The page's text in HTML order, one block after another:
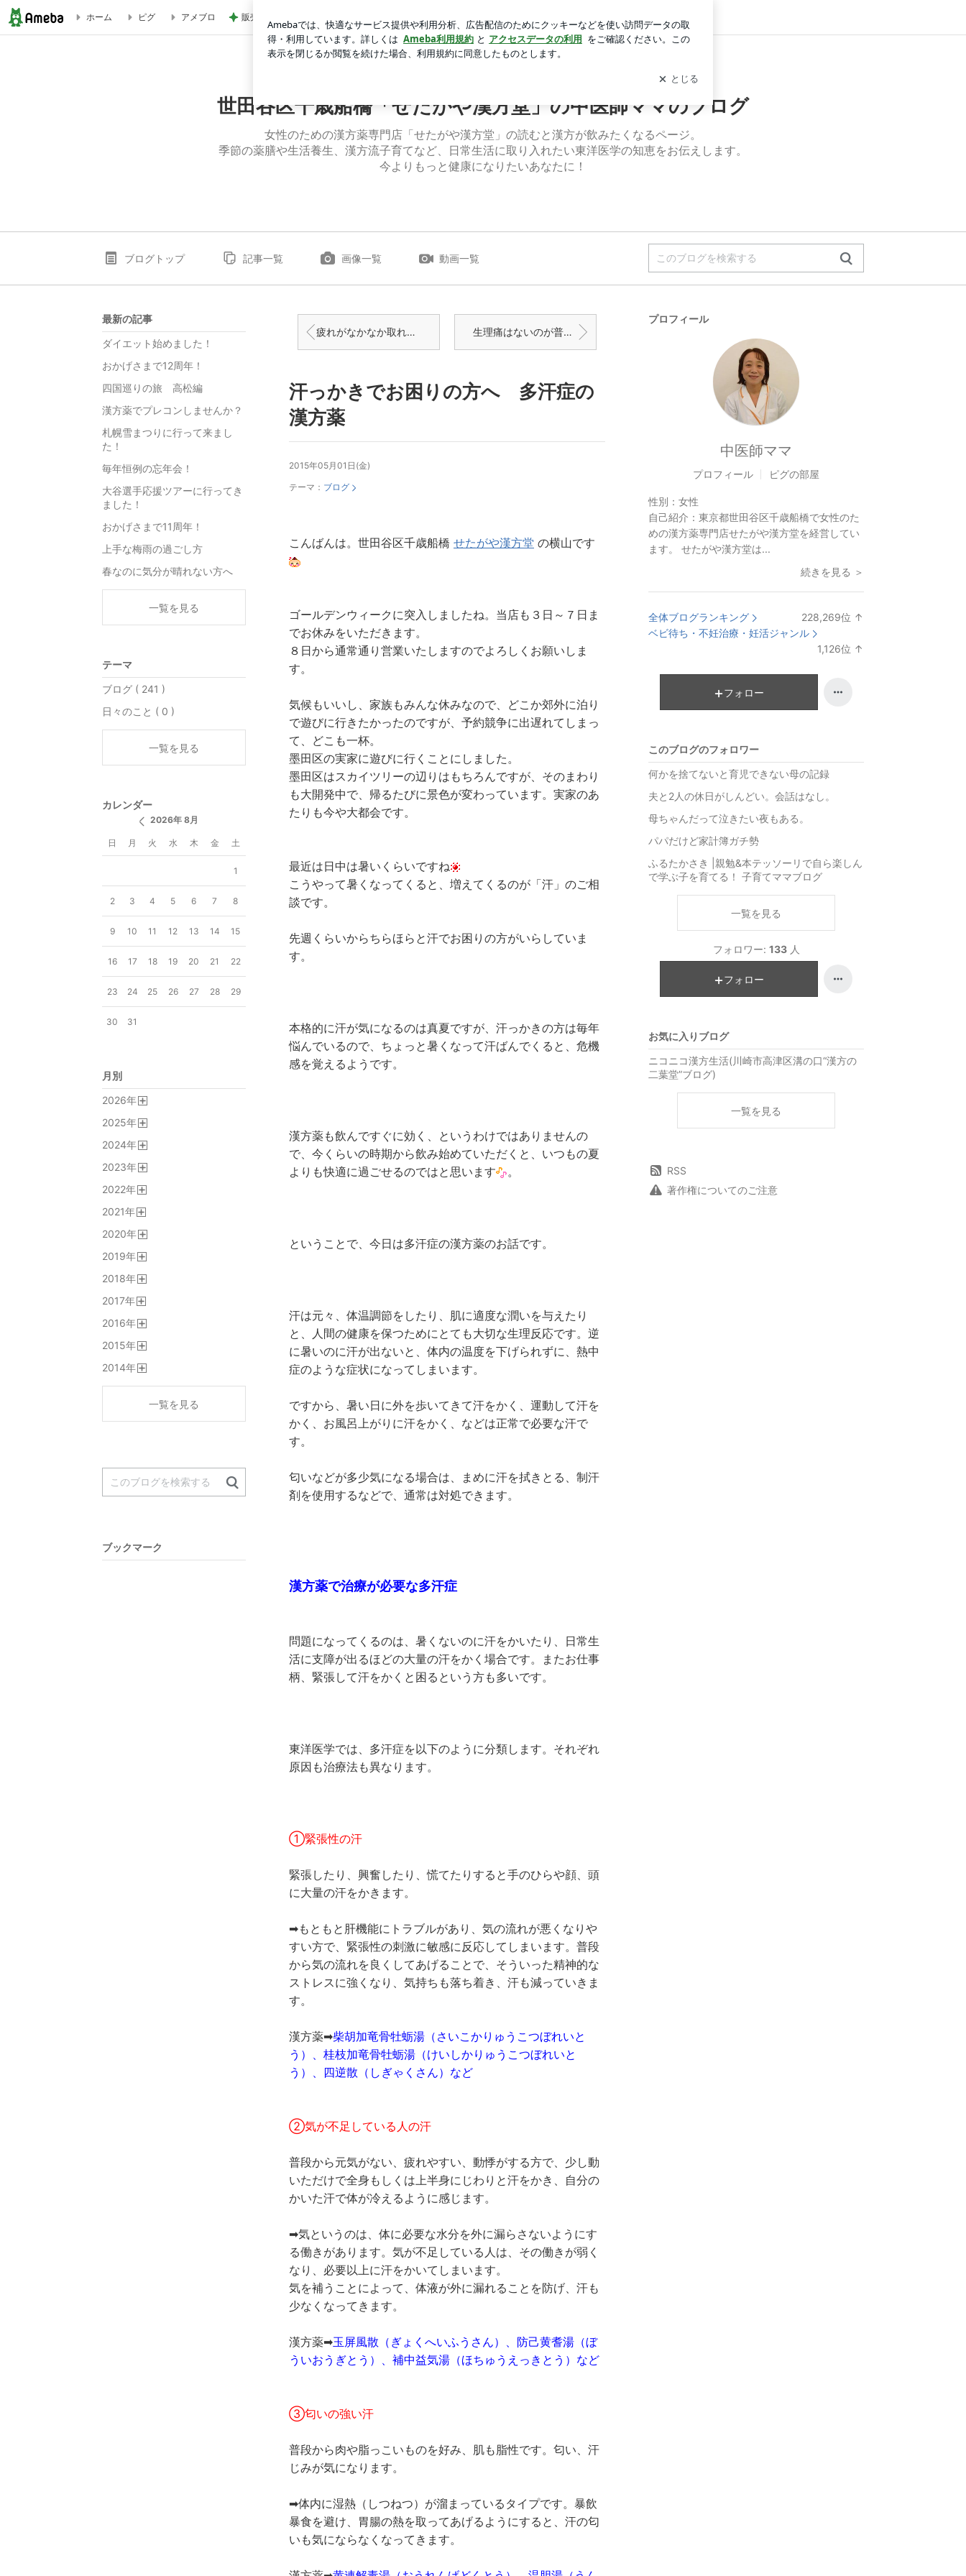
汗っかきでお困りの方へ 多汗症の漢方薬 | 世田谷区千歳船橋「せたがや漢方堂」の中医師ママのブログ
ホーム ピグ アメブロ 販売場所で内容が違うハッピーバッグ 新規登録 ログイン
世田谷区千歳船橋「せたがや漢方堂」の中医師ママのブログ
女性のための漢方薬専門店「せたがや漢方堂」の読むと漢方が飲みたくなるページ。
季節の薬膳や生活養生、漢方流子育てなど、日常生活に取り入れたい東洋医学の知恵をお伝えします。
今よりもっと健康になりたいあなたに！
ブログトップ 記事一覧 画像一覧 動画一覧
疲れがなかなか取れない方に 慢性疲労の漢方薬 生理痛はないのが普通です
汗っかきでお困りの方へ 多汗症の
漢方薬
2015年05月01日(金)
テーマ： ブログ
こんばんは。世田谷区千歳船橋 せたがや漢方堂 の横山です
ゴールデンウィークに突入しましたね。当店も３日～７日ま
でお休みをいただきます。
８日から通常通り営業いたしますのでよろしくお願いしま
す。
気候もいいし、家族もみんな休みなので、どこか郊外に泊り
で遊びに行きたかったのですが、予約競争に出遅れてしまっ
て、どこも一杯。
墨田区の実家に遊びに行くことにしました。
墨田区はスカイツリーの辺りはもちろんですが、そのまわり
も大開発中で、帰るたびに景色が変わっています。実家のあ
たりも今や大都会です。
最近は日中は暑いくらいですね
こうやって暑くなってくると、増えてくるのが「汗」のご相
談です。
先週くらいからちらほらと汗でお困りの方がいらしていま
す。
本格的に汗が気になるのは真夏ですが、汗っかきの方は毎年
悩んでいるので、ちょっと暑くなって汗ばんでくると、危機
感を覚えるようです。
漢方薬も飲んですぐに効く、というわけではありませんの
で、今くらいの時期から飲み始めていただくと、いつもの夏
よりも快適に過ごせるのではと思います
。
ということで、今日は多汗症の漢方薬のお話です。
汗は元々、体温調節をしたり、肌に適度な潤いを与えたり
と、人間の健康を保つためにとても大切な生理反応です。逆
に暑いのに汗が出ないと、体内の温度を下げられずに、熱中
症のような症状になってしまいます。
ですから、暑い日に外を歩いてきて汗をかく、運動して汗を
かく、お風呂上がりに汗をかく、などは正常で必要な汗で
す。
匂いなどが多少気になる場合は、まめに汗を拭きとる、制汗
剤を使用するなどで、通常は対処できます。
漢方薬で治療が必要な多汗症
問題になってくるのは、暑くないのに汗をかいたり、日常生
活に支障が出るほどの大量の汗をかく場合です。またお仕事
柄、緊張して汗をかくと困るという方も多いです。
東洋医学では、多汗症を以下のように分類します。それぞれ
原因も治療法も異なります。
①緊張性の汗
緊張したり、興奮したり、慌てたりすると手のひらや顔、頭
に大量の汗をかきます。
➡もともと肝機能にトラブルがあり、気の流れが悪くなりや
すい方で、緊張性の刺激に敏感に反応してしまいます。普段
から気の流れを良くしてあげることで、そういった精神的な
ストレスに強くなり、気持ちも落ち着き、汗も減っていきま
す。
漢方薬➡柴胡加竜骨牡蛎湯（さいこかりゅうこつぼれいと
う）、桂枝加竜骨牡蛎湯（けいしかりゅうこつぼれいと
う）、四逆散（しぎゃくさん）など
②気が不足している人の汗
普段から元気がない、疲れやすい、動悸がする方で、少し動
いただけで全身もしくは上半身にじわりと汗をかき、自分の
かいた汗で体が冷えるように感じます。
➡気というのは、体に必要な水分を外に漏らさないようにす
る働きがあります。気が不足している人は、その働きが弱く
なり、必要以上に汗をかいてしまいます。
気を補うことによって、体液が外に漏れることを防げ、汗も
少なくなってきます。
漢方薬➡玉屏風散（ぎょくへいふうさん）、防己黄耆湯（ぼ
ういおうぎとう）、補中益気湯（ほちゅうえっきとう）など
③匂いの強い汗
普段から肉や脂っこいものを好み、肌も脂性です。匂い、汗
じみが気になります。
➡体内に湿熱（しつねつ）が溜まっているタイプです。暴飲
暴食を避け、胃腸の熱を取ってあげるようにすると、汗の匂
いも気にならなくなってきます。
プロフィール
中医師ママ
プロフィール ピグの部屋
性別： 女性
自己紹介： 東京都世田谷区千歳船橋で女性のた
めの漢方薬専門店せたがや漢方堂を経営してい
ます。 せたがや漢方堂は...
続きを見る ＞
全体ブログランキング 228,269位 ↑
ベビ待ち・不妊治療・妊活ジャンル
1,126位 ↑
フォロー
このブログのフォロワー
何かを捨てないと育児できない母の記録
夫と2人の休日がしんどい。会話はなし。
母ちゃんだって泣きたい夜もある。
パパだけど家計簿ガチ勢
ふるたかさき |親勉&本テッソーリで自ら楽しん
で学ぶ子を育てる！ 子育てママブログ
一覧を見る
フォロワー: 133 人
フォロー
お気に入りブログ
ニコニコ漢方生活(川崎市高津区溝の口“漢方の
二葉堂”ブログ)
一覧を見る
RSS
著作権についてのご注意
最新の記事
ダイエット始めました！
おかげさまで12周年！
四国巡りの旅 高松編
漢方薬でプレコンしませんか？
札幌雪まつりに行って来まし
た！
毎年恒例の忘年会！
大谷選手応援ツアーに行ってき
ました！
おかげさまで11周年！
上手な梅雨の過ごし方
春なのに気分が晴れない方へ
一覧を見る
テーマ
ブログ ( 241 )
日々のこと ( 0 )
一覧を見る
カレンダー
2026年 8月
日 月 火 水 木 金 土
1
2 3 4 5 6 7 8
9 10 11 12 13 14 15
16 17 18 19 20 21 22
23 24 25 26 27 28 29
30 31
月別
2026年
2025年
2024年
2023年
2022年
2021年
2020年
2019年
2018年
2017年
2016年
2015年
2014年
一覧を見る
ブックマーク